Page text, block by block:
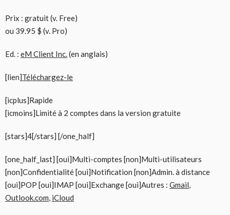
Prix : gratuit (v. Free)
ou 39.95 $ (v. Pro)
Ed. : eM Client Inc.(en anglais)
[lien]Téléchargez-le
[icplus]Rapide
[icmoins]Limité à 2 comptes dans la version gratuite
[stars]4[/stars] [/one_half]
[one_half_last] [oui]Multi-comptes [non]Multi-utilisateurs
[non]Confidentialité [oui]Notification [non]Admin. à distance
[oui]POP [oui]IMAP [oui]Exchange [oui]Autres : Gmail,
Outlook.com, iCloud